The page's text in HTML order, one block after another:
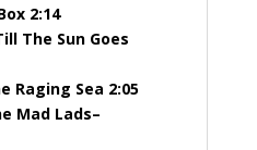
2:14
The Sun Goes
Raging Sea 2:05
Mad Lads–